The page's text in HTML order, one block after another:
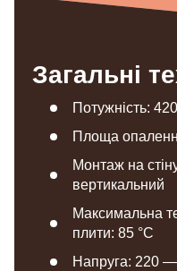
Загальні
Потужність:
Площа
Монтаж на
вертикальний
Максимальна
плити: 85 °С
Напруга: 220